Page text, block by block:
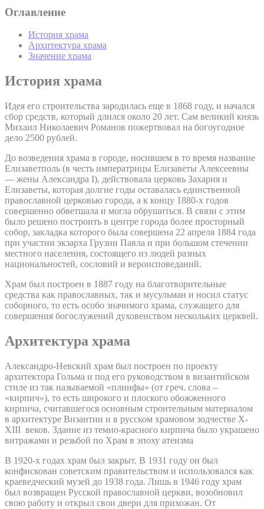
Оглавление
История храма
Архитектура храма
Значение храма
История храма
Идея его строительства зародилась еще в 1868 году, и начался
сбор средств, который длился около 20 лет. Сам великий князь
Михаил Николаевич Романов пожертвовал на богоугодное
дело 2500 рублей.
До возведения храма в городе, носившем в то время название
Елизаветполь (в честь императрицы Елизаветы Алексеевны
— жены Александра I), действовала церковь Захария и
Елизаветы, которая долгие годы оставалась единственной
православной церковью города, а к концу 1880-х годов
совершенно обветшала и могла обрушиться. В связи с этим
было решено построить в центре города более просторный
собор, закладка которого была совершена 22 апреля 1884 года
при участии экзарха Грузии Павла и при большом стечении
местного населения, состоящего из людей разных
национальностей, сословий и вероисповеданий.
Храм был построен в 1887 году на благотворительные
средства как православных, так и мусульман и носил статус
соборного, то есть особо значимого храма, служащего для
совершения богослужений духовенством нескольких церквей.
Архитектура храма
Александро-Невский храм был построен по проекту
архитектора Гольма и под его руководством в византийском
стиле из так называемой «плинфы» (от греч. слова –
«кирпич»), то есть широкого и плоского обожженного
кирпича, считавшегося основным строительным материалом
в архитектуре Византии и в русском храмовом зодчестве X-
XIII веков. Здание из темно-красного кирпича было украшено
витражами и резьбой по Храм в эпоху атеизма
В 1920-х годах храм был закрыт. В 1931 году он был
конфискован советским правительством и использовался как
краеведческий музей до 1938 года. Лишь в 1946 году храм
был возвращен Русской православной церкви, возобновил
свою работу и открыл свои двери для прихожан. От